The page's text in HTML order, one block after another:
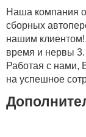
Наша компания
сборных
нашим клиентом!
время и нервы 3.
Работая с нами,
на успешное